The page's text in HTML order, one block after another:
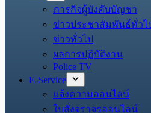
ภารกิจผู้บังคับบัญชา
ข่าวประชาสัมพันธ์ทั่วไป
ข่าวทั่วไป
ผลการปฏิบัติงาน
Police TV
E-Service
แจ้งความออนไลน์
ใบสั่งจราจรออนไลน์